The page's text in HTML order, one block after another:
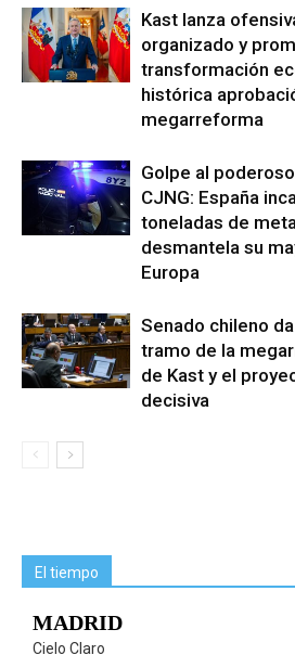
Kast lanza
organizado y
transformación
histórica
megarreforma
Golpe al
CJNG: España
toneladas de
desmantela su
Europa
Senado chileno
tramo de la
de Kast y el
decisiva
El tiempo
MADRID
Cielo Claro